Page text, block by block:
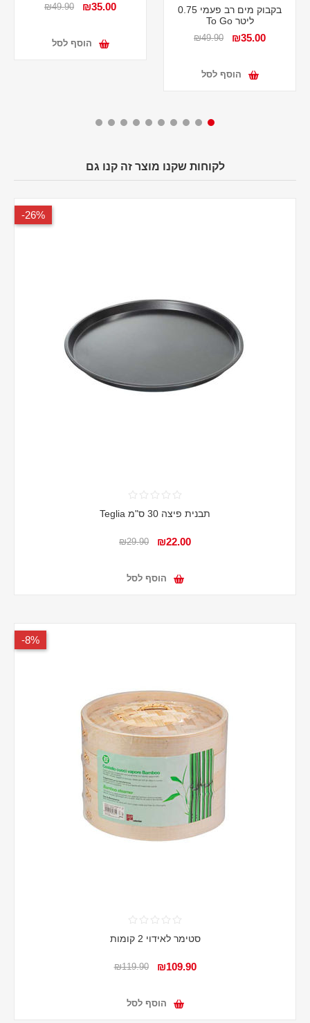
בקבוק מים רב פעמי 0.75
ליטר To Go
₪35.00
₪49.90
הוסף לסל
₪35.00
₪49.90
הוסף לסל
לקוחות שקנו מוצר זה קנו גם
26%-
תבנית פיצה 30 ס"מ Teglia
₪22.00
₪29.90
הוסף לסל
8%-
סטימר לאידוי 2 קומות
₪109.90
₪119.90
הוסף לסל